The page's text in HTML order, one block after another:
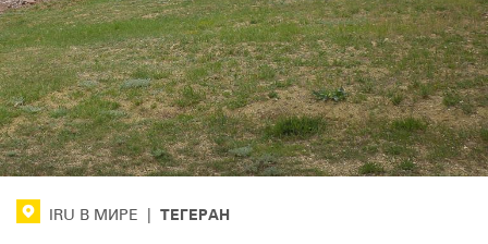
IRU В МИРЕ ТЕГЕРАН